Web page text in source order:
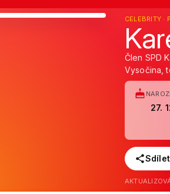
CELEBRITY ·
Člen SPD
Vysočina,
27.
Sdílet